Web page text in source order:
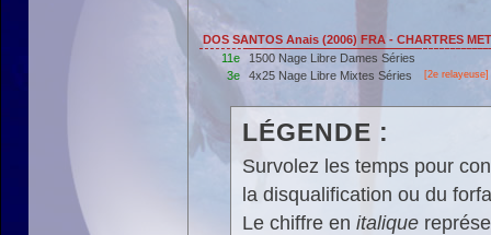
DOS SANTOS Anais (2006) FRA - CHARTRES
11e
1500 Nage Libre Dames Séries
3e
4x25 Nage Libre Mixtes Séries [2e relayeuse]
LÉGENDE :
Survolez les temps pour
la disqualification ou du
Le chiffre en italique